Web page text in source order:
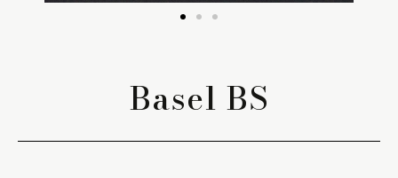
Basel BS
SUSTAINABILITY